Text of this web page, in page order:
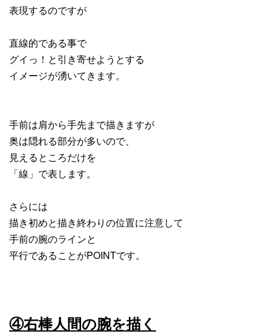
表現するのですが
直線的である事で
グイっ！と引き寄せようとする
イメージが湧いてきます。
手前は肩から手先まで描きますが
奥は隠れる部分が多いので、
見えるところだけを
「線」で表します。
さらには
描き初めと描き終わりの位置に注意して
手前の腕のラインと
平行であることがPOINTです。
④右棒人間の腕を描く